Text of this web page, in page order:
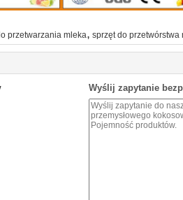
przetwarzania mleka, sprzęt do przetwórstwa
Wyślij zapytanie